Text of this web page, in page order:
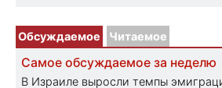
Обсуждаемое Читаемое
Самое обсуждаемое за неделю
В Израиле выросли темпы